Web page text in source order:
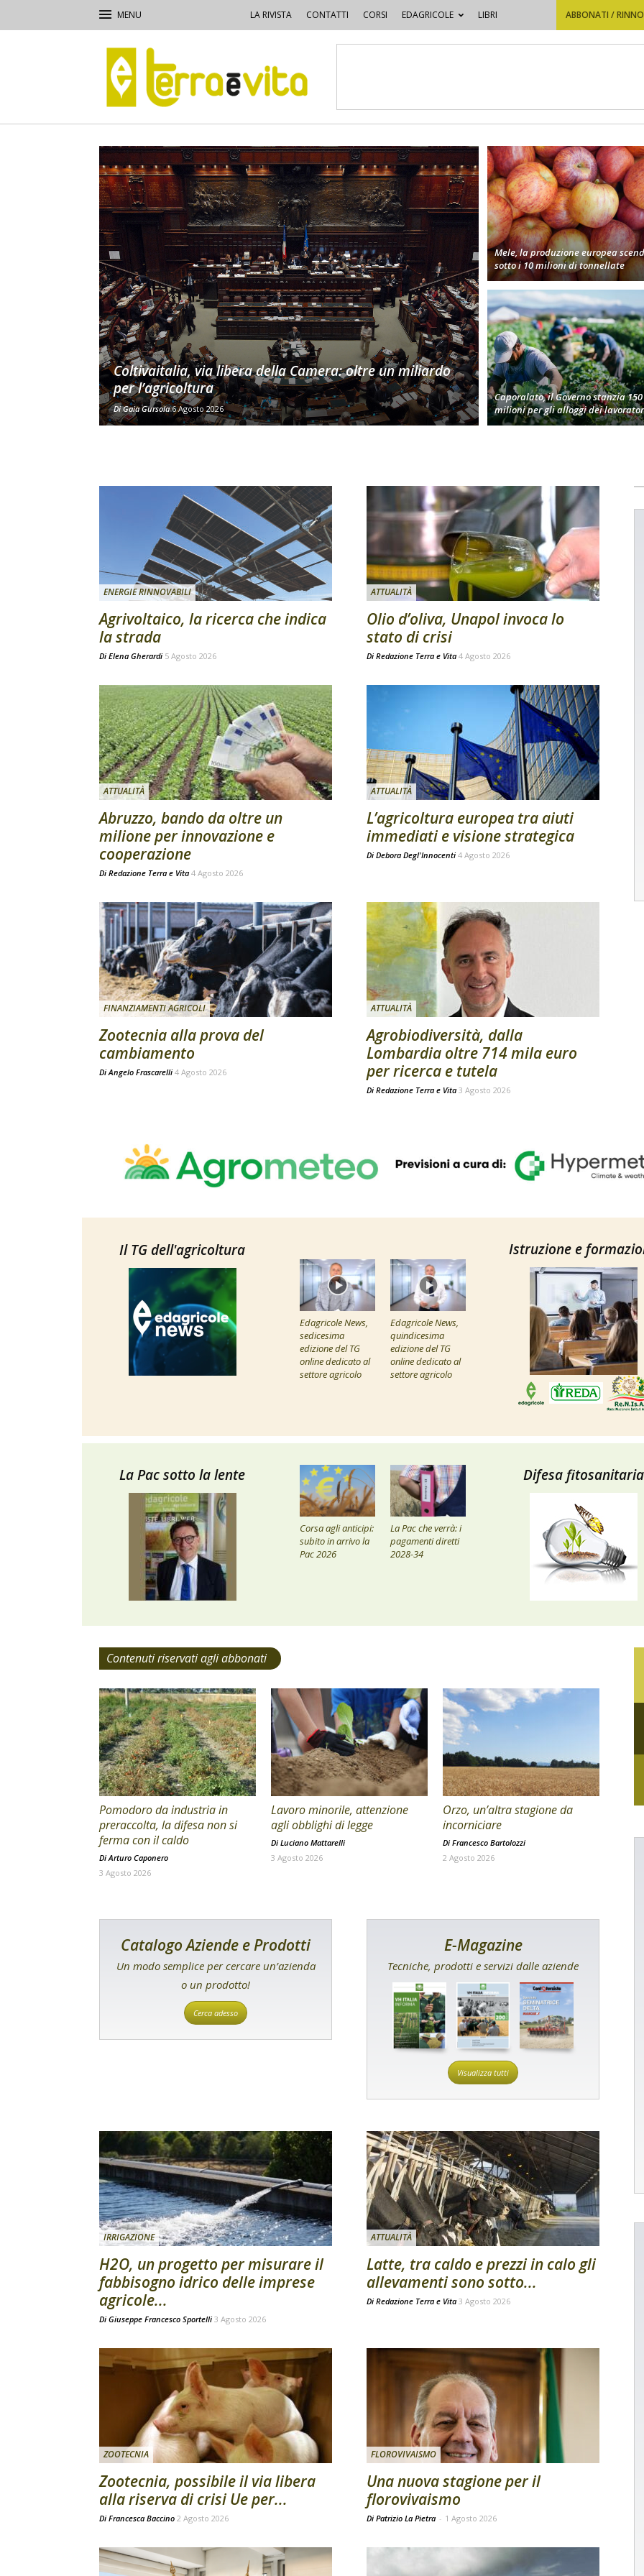
LA RIVISTA CONTATTI CORSI EDAGRICOLE LIBRI ABBONATI /
e
Vita
Coltivaitalia, via libera della Camera: oltre un miliardo
per l’agricoltura
DiGaia Gursola 6 Agosto 2026
Mele, la produzione europea
sotto i 10 milioni di tonnellate
Caporalato, il Governo stanzia 150
milioni per gli alloggi dei
ENERGIE RINNOVABILI
Agrivoltaico, la ricerca che indica
la strada
Di Elena Gherardi 5 Agosto 2026
ATTUALITÀ
Olio d’oliva, Unapol invoca lo
stato di crisi
Di Redazione Terra e Vita 4 Agosto 2026
ATTUALITÀ
Abruzzo, bando da oltre un
milione per innovazione e
cooperazione
Di Redazione Terra e Vita 4 Agosto 2026
ATTUALITÀ
L’agricoltura europea tra aiuti
immediati e visione strategica
Di Debora Degl'Innocenti 4 Agosto 2026
FINANZIAMENTI AGRICOLI
Zootecnia alla prova del
cambiamento
Di Angelo Frascarelli 4 Agosto 2026
ATTUALITÀ
Agrobiodiversità, dalla
Lombardia oltre 714 mila euro
per ricerca e tutela
Di Redazione Terra e Vita 3 Agosto 2026
Il TG dell'agricoltura
Edagricole News,
sedicesima
edizione del TG
online dedicato al
settore agricolo
Edagricole News,
quindicesima
edizione del TG
online dedicato al
settore agricolo
Istruzione e
La Pac sotto la lente
Corsa agli anticipi:
subito in arrivo la
Pac 2026
La Pac che verrà: i
pagamenti diretti
2028-34
Difesa fitosanitaria
Contenuti riservati agli abbonati
Pomodoro da industria in
preraccolta, la difesa non si
ferma con il caldo
Di Arturo Caponero
3 Agosto 2026
Lavoro minorile, attenzione
agli obblighi di legge
Di Luciano Mattarelli
3 Agosto 2026
Orzo, un’altra stagione da
incorniciare
Di Francesco Bartolozzi
2 Agosto 2026
Catalogo Aziende e Prodotti
Un modo semplice per cercare un’azienda
o un prodotto!
Cerca adesso
E-Magazine
Tecniche, prodotti e servizi dalle aziende
Visualizza tutti
IRRIGAZIONE
H2O, un progetto per misurare il
fabbisogno idrico delle imprese
agricole...
Di Giuseppe Francesco Sportelli 3 Agosto 2026
ATTUALITÀ
Latte, tra caldo e prezzi in calo gli
allevamenti sono sotto...
Di Redazione Terra e Vita 3 Agosto 2026
ZOOTECNIA
Zootecnia, possibile il via libera
alla riserva di crisi Ue per...
Di Francesca Baccino 2 Agosto 2026
FLOROVIVAISMO
Una nuova stagione per il
florovivaismo
Di Patrizio La Pietra - 1 Agosto 2026